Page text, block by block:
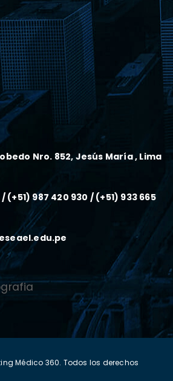
Nro. 852, Jesús María , Lima
/ (+51) 987 420 930 / (+51) 933 665
Médico 360. Todos los derechos